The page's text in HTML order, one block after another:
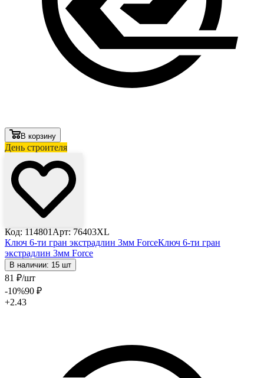
В корзину
День строителя
Код: 114801 Арт: 76403XL
Ключ 6-ти гран экстрадлин 3мм ForceКлюч 6-ти гран
экстрадлин 3мм Force
В наличии: 15 шт
81 ₽/шт
-10%90 ₽
+2.43